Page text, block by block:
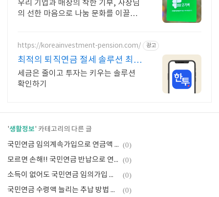
우리 기업과 매장의 착한 기부, 사장님
의 선한 마음으로 나눔 문화를 이끌어
https://koreainvestment-pension.com/ 광고
최적의 퇴직연금 절세 솔루션 최대
148.5만원 절세
세금은 줄이고 투자는 키우는 솔루션
확인하기
'생활정보' 카테고리의 다른 글
국민연금 임의계속가입으로 연금액 늘리는 팁 (0)
모르면 손해!! 국민연금 반납으로 연금액 30% 늘리기 (0)
소득이 없어도 국민연금 임의가입 가능? 불가능? (0)
국민연금 수령액 늘리는 추납 방법 알아보기 (0)